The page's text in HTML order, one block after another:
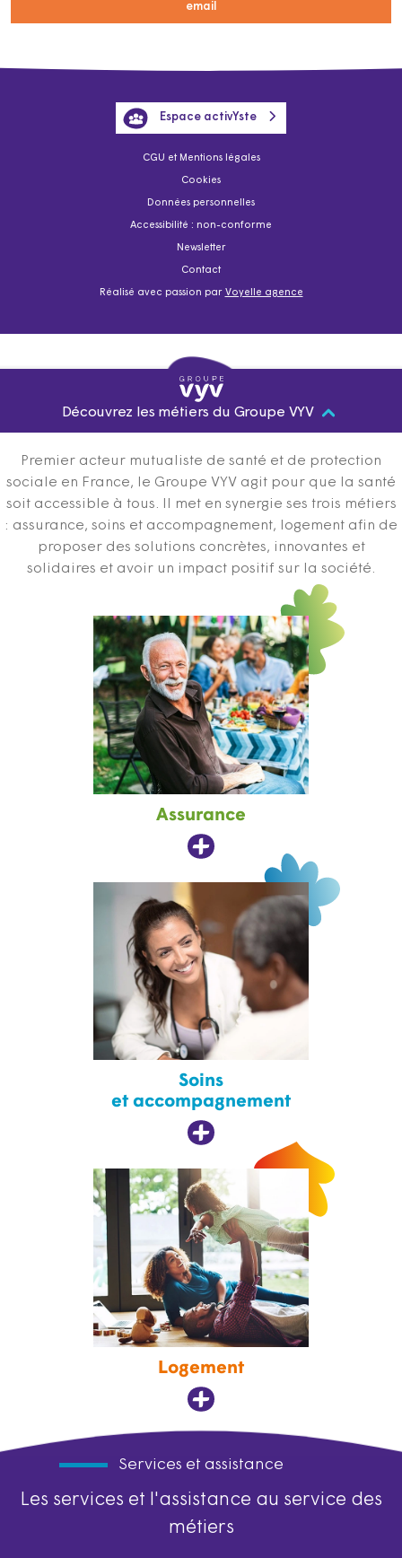
email
CGU et Mentions légales
Cookies
Données personnelles
Accessibilité : non-conforme
Newsletter
Contact
Réalisé avec passion par Voyelle agence
Espace activYste
Découvrez les métiers du Groupe VYV
Premier acteur mutualiste de santé et de protection
sociale en France, le Groupe VYV agit pour que la santé
soit accessible à tous. Il met en synergie ses trois métiers
: assurance, soins et accompagnement, logement afin de
proposer des solutions concrètes, innovantes et
solidaires et avoir un impact positif sur la société.
Assurance
Soins
et accompagnement
Logement
Services et assistance
Les services et l'assistance au service des
métiers